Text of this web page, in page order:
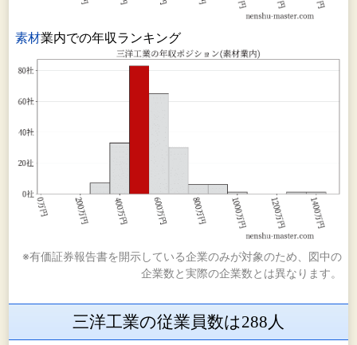
素材業内での年収ランキング
※有価証券報告書を開示している企業のみが対象のため、図中の
企業数と実際の企業数とは異なります。
三洋工業の従業員数は288人